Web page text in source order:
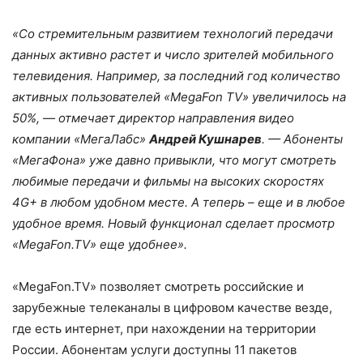
«Со стремительным развитием технологий передачи
данных активно растет и число зрителей мобильного
телевидения. Например, за последний год количество
активных пользователей «MegaFon TV» увеличилось на
50%, — отмечает директор направления видео
компании «МегаЛабс» Андрей Кушнарев. — Абоненты
«МегаФона» уже давно привыкли, что могут смотреть
любимые передачи и фильмы на высоких скоростях
4G+ в любом удобном месте. А теперь – еще и в любое
удобное время. Новый функционал сделает просмотр
«MegaFon.TV» еще удобнее».
«MegaFon.TV» позволяет смотреть российские и
зарубежные телеканалы в цифровом качестве везде,
где есть интернет, при нахождении на территории
России. Абонентам услуги доступны 11 пакетов